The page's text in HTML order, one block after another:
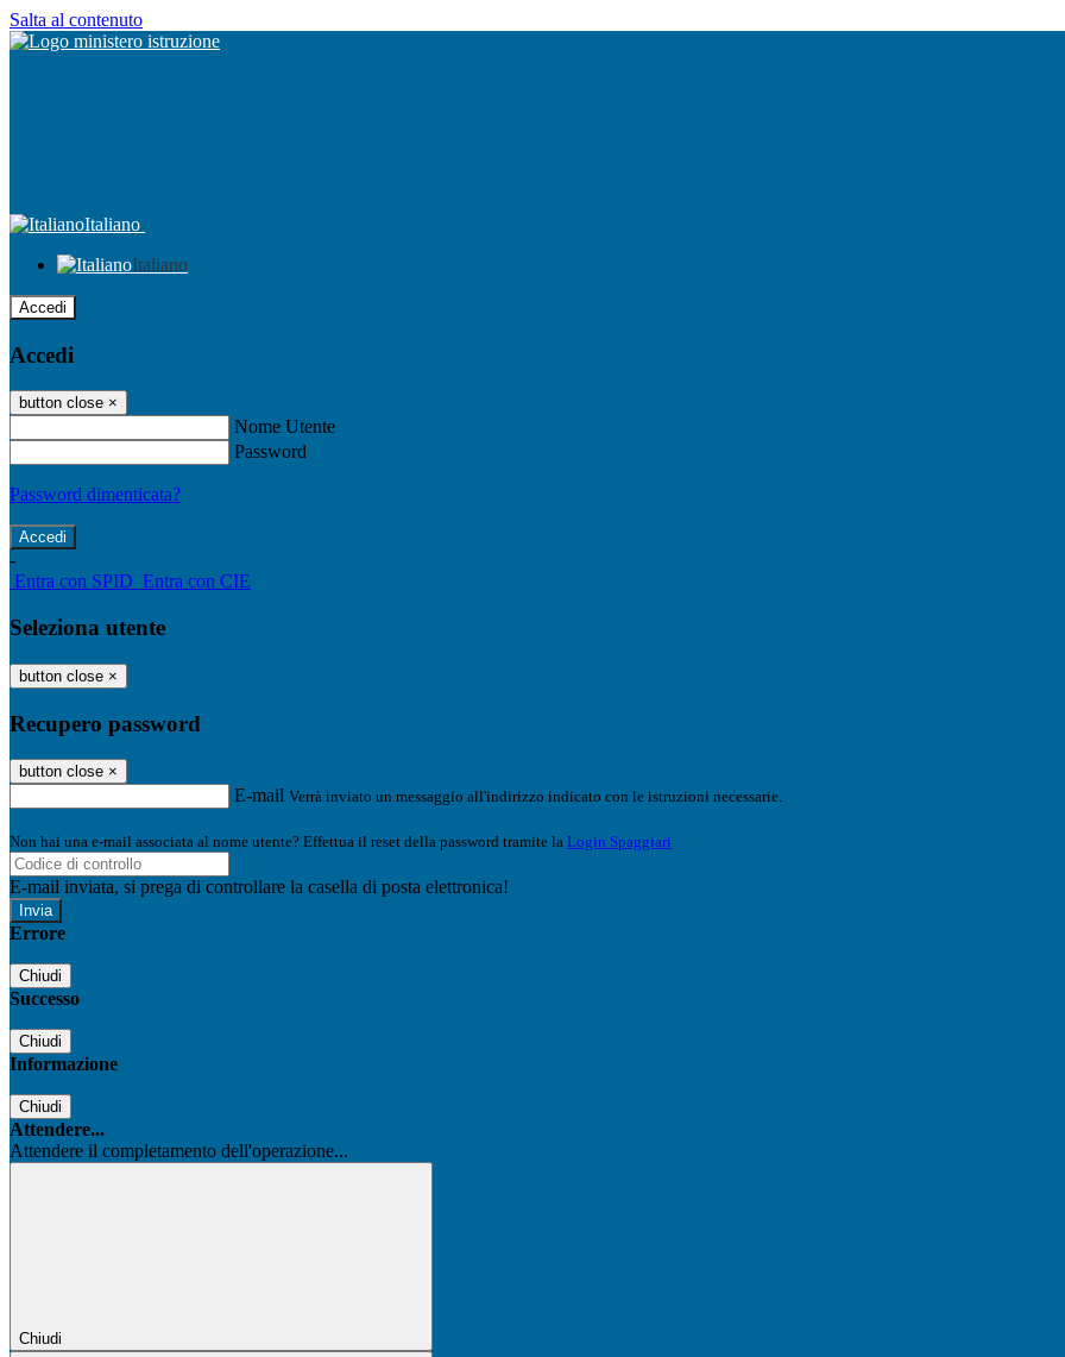
Salta al contenuto
Italiano
Italiano
Accedi
Accedi
button close ×
Nome Utente
Password
Password dimenticata?
-
Entra con SPID Entra con CIE
Seleziona utente
button close ×
Recupero password
button close ×
E-mail Verrà inviato un messaggio all'indirizzo indicato con le istruzioni necessarie.
Non hai una e-mail associata al nome utente? Effettua il reset della password tramite la Login Spaggiari
E-mail inviata, si prega di controllare la casella di posta elettronica!
Errore
Chiudi
Successo
Chiudi
Informazione
Chiudi
Attendere...
Attendere il completamento dell'operazione...
Chiudi